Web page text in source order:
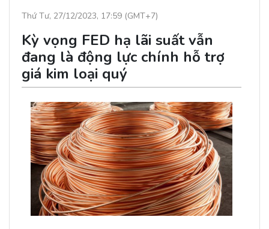
Thứ Tư, 27/12/2023, 17:59 (GMT+7)
Kỳ vọng FED hạ lãi suất vẫn
đang là động lực chính hỗ trợ
giá kim loại quý